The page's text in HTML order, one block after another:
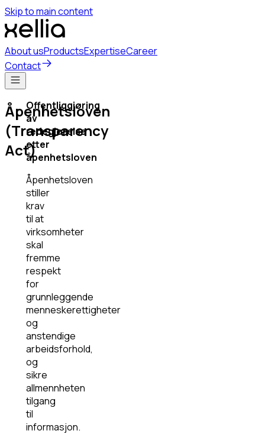
Skip to main content
About usProductsExpertiseCareer
Contact
Åpenhetsloven
(Transparency
Act)
Offentliggjøring
av
redegjørelse
etter
åpenhetsloven
Åpenhetsloven
stiller
krav
til at
virksomheter
skal
fremme
respekt
for
grunnleggende
menneskerettigheter
og
anstendige
arbeidsforhold,
og
sikre
allmennheten
tilgang
til
informasjon.